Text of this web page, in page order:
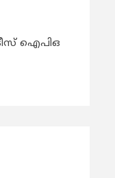
ഐപിഒ